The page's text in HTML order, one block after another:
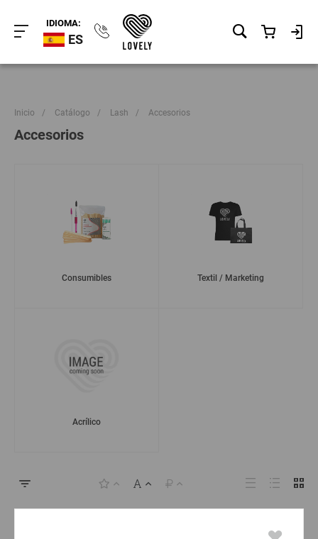
IDIOMA:
ES
Inicio / Catálogo / Lash / Accesorios
Accesorios
Consumibles Textil / Marketing
Acrílico